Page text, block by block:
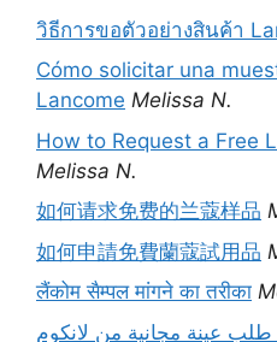
วิธีการขอตัวอย่างสินค้า
Cómo solicitar una
Lancome Melissa N.
How to Request a Free
Melissa N.
如何请求免费的兰蔻样品
如何申請免費蘭蔻試用品
लैंकोम सैम्पल मांगने का तरीका
طلب عينة مجانية من لانكوم